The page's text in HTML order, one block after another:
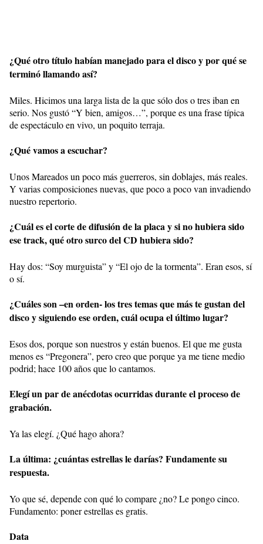
¿Qué otro título habían manejado para el disco y por qué se
terminó llamando así?
Miles. Hicimos una larga lista de la que sólo dos o tres iban en
serio. Nos gustó “Y bien, amigos…”, porque es una frase típica
de espectáculo en vivo, un poquito terraja.
¿Qué vamos a escuchar?
Unos Mareados un poco más guerreros, sin doblajes, más reales.
Y varias composiciones nuevas, que poco a poco van invadiendo
nuestro repertorio.
¿Cuál es el corte de difusión de la placa y si no hubiera sido
ese track, qué otro surco del CD hubiera sido?
Hay dos: “Soy murguista” y “El ojo de la tormenta”. Eran esos, sí
o sí.
¿Cuáles son –en orden- los tres temas que más te gustan del
disco y siguiendo ese orden, cuál ocupa el último lugar?
Esos dos, porque son nuestros y están buenos. El que me gusta
menos es “Pregonera”, pero creo que porque ya me tiene medio
podrid; hace 100 años que lo cantamos.
Elegí un par de anécdotas ocurridas durante el proceso de
grabación.
Ya las elegí. ¿Qué hago ahora?
La última: ¿cuántas estrellas le darías? Fundamente su
respuesta.
Yo que sé, depende con qué lo compare ¿no? Le pongo cinco.
Fundamento: poner estrellas es gratis.
Data